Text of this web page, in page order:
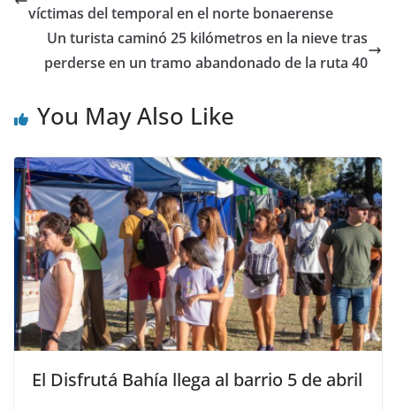
víctimas del temporal en el norte bonaerense
Un turista caminó 25 kilómetros en la nieve tras
perderse en un tramo abandonado de la ruta 40
You May Also Like
El Disfrutá Bahía llega al barrio 5 de abril